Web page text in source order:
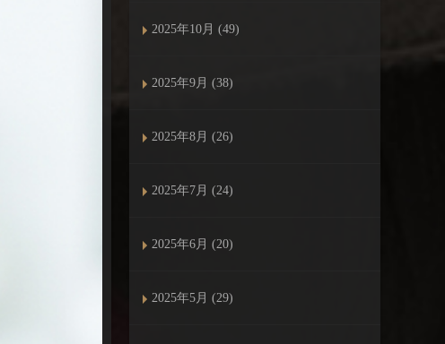
2025年10月 (49)
2025年9月 (38)
2025年8月 (26)
2025年7月 (24)
2025年6月 (20)
2025年5月 (29)